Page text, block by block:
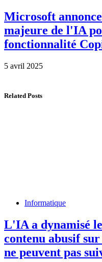
Microsoft
majeure de l'IA
fonctionnalité
5 avril 2025
Related Posts
Informatique
L'IA a dynamisé
contenu abusif
ne peuvent pas